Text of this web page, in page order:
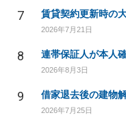
7 賃貸契約更新時の
2026年7月21日
8
2026年8月3日
9
2026年7月25日